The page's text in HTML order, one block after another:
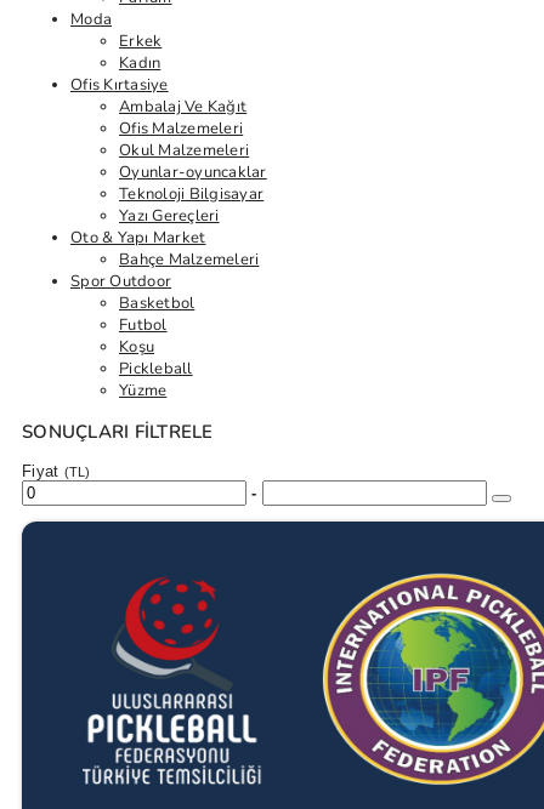
Moda
Erkek
Kadın
Ofis Kırtasiye
Ambalaj Ve Kağıt
Ofis Malzemeleri
Okul Malzemeleri
Oyunlar-oyuncaklar
Teknoloji Bilgisayar
Yazı Gereçleri
Oto & Yapı Market
Bahçe Malzemeleri
Spor Outdoor
Basketbol
Futbol
Koşu
Pickleball
Yüzme
SONUÇLARI FILTRELE
Fiyat (TL)
-